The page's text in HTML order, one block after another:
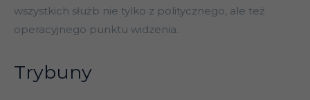
wszystkich służb nie tylko z politycznego, ale też
operacyjnego punktu widzenia.
Trybuny